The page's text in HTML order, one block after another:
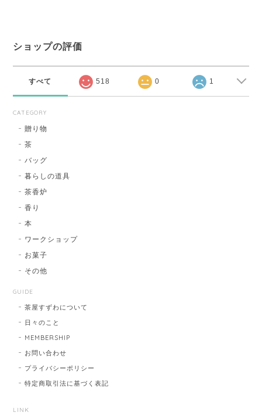
ショップの評価
すべて 518 0 1
CATEGORY
贈り物
茶
バッグ
暮らしの道具
茶香炉
香り
本
ワークショップ
お菓子
その他
GUIDE
茶屋すずわについて
日々のこと
MEMBERSHIP
お問い合わせ
プライバシーポリシー
特定商取引法に基づく表記
LINK